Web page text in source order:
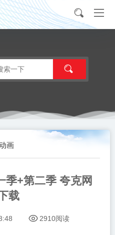
画
季+第二季 夸克网
载
2910阅读